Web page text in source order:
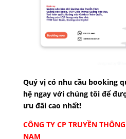
Quý vị có nhu cầu booking
hệ ngay với chúng tôi để
ưu đãi cao nhất!
CÔNG TY CP TRUYỀN
NAM